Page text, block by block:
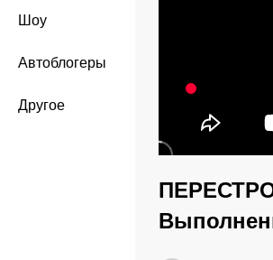
Шоу
Автоблогеры
Другое